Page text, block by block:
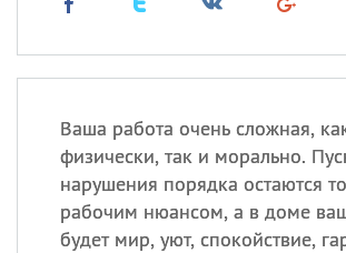
Ваша работа очень сложная,
физически, так и морально.
нарушения порядка остаются
рабочим нюансом, а в доме
будет мир, уют, спокойствие,